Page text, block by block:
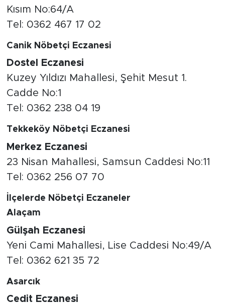
Kısım No:64/A
Tel: 0362 467 17 02
Canik Nöbetçi Eczanesi
Dostel Eczanesi
Kuzey Yıldızı Mahallesi, Şehit Mesut 1.
Cadde No:1
Tel: 0362 238 04 19
Tekkeköy Nöbetçi Eczanesi
Merkez Eczanesi
23 Nisan Mahallesi, Samsun Caddesi No:11
Tel: 0362 256 07 70
İlçelerde Nöbetçi Eczaneler
Alaçam
Gülşah Eczanesi
Yeni Cami Mahallesi, Lise Caddesi No:49/A
Tel: 0362 621 35 72
Asarcık
Cedit Eczanesi